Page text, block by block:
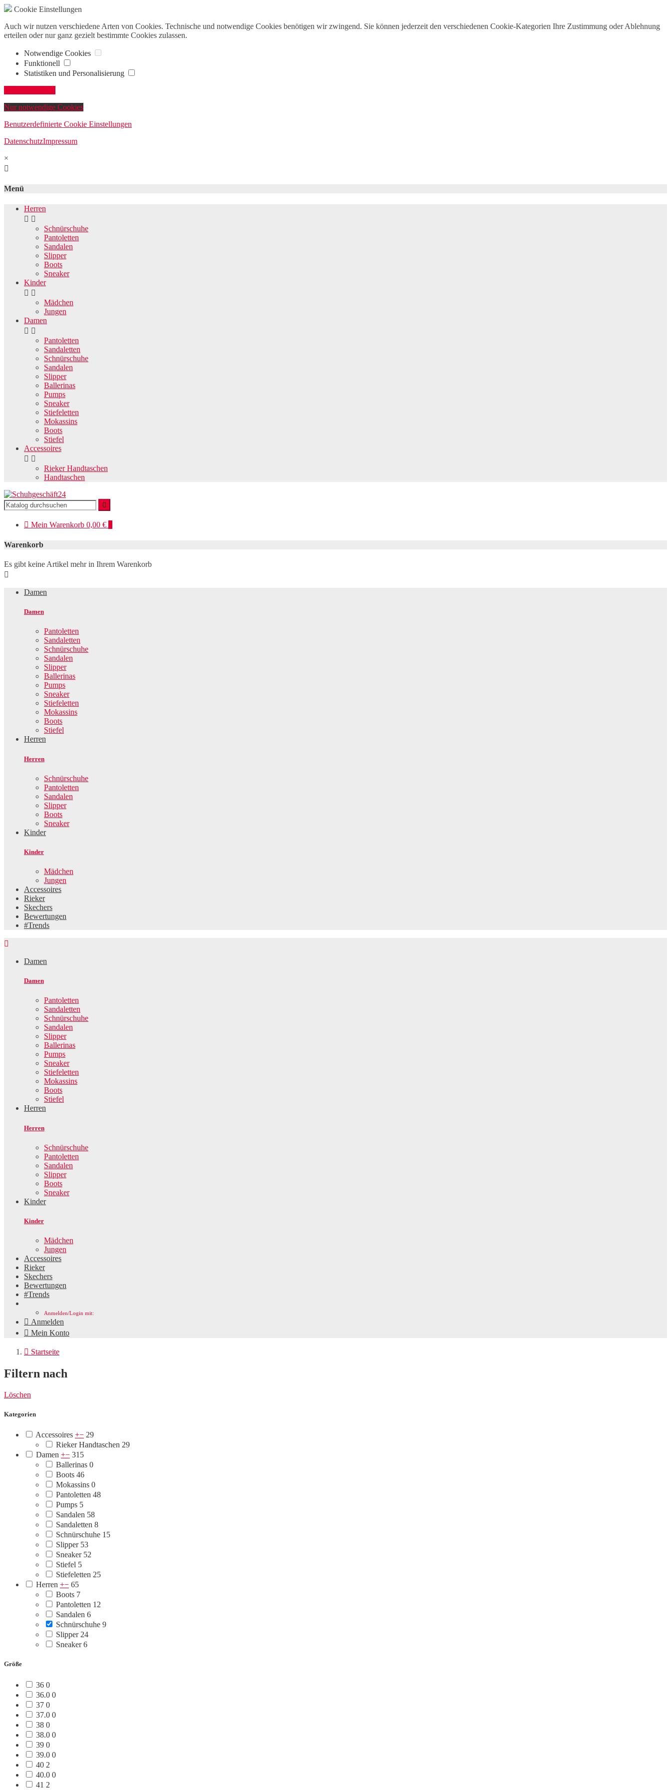
Cookie Einstellungen
Auch wir nutzen verschiedene Arten von Cookies. Technische und notwendige Cookies benötigen wir zwingend. Sie können jederzeit den verschiedenen Cookie-Kategorien Ihre Zustimmung oder Ablehnung
erteilen oder nur ganz gezielt bestimmte Cookies zulassen.
Notwendige Cookies
Funktionell
Statistiken und Personalisierung
Nur notwendige Cookies
Benutzerdefinierte Cookie Einstellungen
DatenschutzImpressum
×

Menü
Herren
 
Schnürschuhe
Pantoletten
Sandalen
Slipper
Boots
Sneaker
Kinder
 
Mädchen
Jungen
Damen
 
Pantoletten
Sandaletten
Schnürschuhe
Sandalen
Slipper
Ballerinas
Pumps
Sneaker
Stiefeletten
Mokassins
Boots
Stiefel
Accessoires
 
Rieker Handtaschen
Handtaschen

 Mein Warenkorb 0,00 €
Warenkorb
Es gibt keine Artikel mehr in Ihrem Warenkorb

Damen
Damen
Pantoletten
Sandaletten
Schnürschuhe
Sandalen
Slipper
Ballerinas
Pumps
Sneaker
Stiefeletten
Mokassins
Boots
Stiefel
Herren
Herren
Schnürschuhe
Pantoletten
Sandalen
Slipper
Boots
Sneaker
Kinder
Kinder
Mädchen
Jungen
Accessoires
Rieker
Skechers
Bewertungen
#Trends

Damen
Damen
Pantoletten
Sandaletten
Schnürschuhe
Sandalen
Slipper
Ballerinas
Pumps
Sneaker
Stiefeletten
Mokassins
Boots
Stiefel
Herren
Herren
Schnürschuhe
Pantoletten
Sandalen
Slipper
Boots
Sneaker
Kinder
Kinder
Mädchen
Jungen
Accessoires
Rieker
Skechers
Bewertungen
#Trends
Anmelden/Login mit:
 Anmelden
 Mein Konto
 Startseite
Filtern nach
Löschen
Kategorien
Accessoires +− 29
Rieker Handtaschen 29
Damen +− 315
Ballerinas 0
Boots 46
Mokassins 0
Pantoletten 48
Pumps 5
Sandalen 58
Sandaletten 8
Schnürschuhe 15
Slipper 53
Sneaker 52
Stiefel 5
Stiefeletten 25
Herren +− 65
Boots 7
Pantoletten 12
Sandalen 6
Schnürschuhe 9
Slipper 24
Sneaker 6
Größe
36 0
36.0 0
37 0
37.0 0
38 0
38.0 0
39 0
39.0 0
40 2
40.0 0
41 2